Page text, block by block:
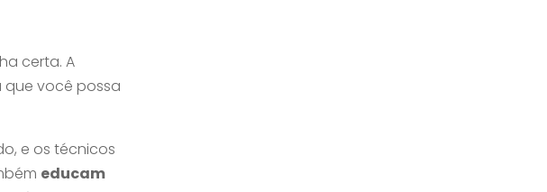
certa. A
que você possa
e os técnicos
educam